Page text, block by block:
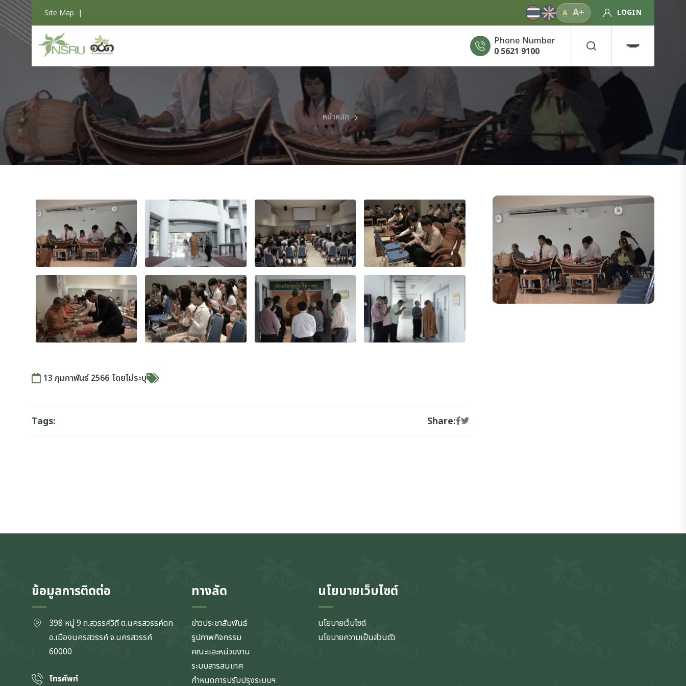
Site Map | A A+ LOGIN
Phone Number
0 5621 9100
หน้าหลัก
13 กุมภาพันธ์ 2566 โดยไม่ระบุ
Tags: Share:
ข้อมูลการติดต่อ
398 หมู่ 9 ถ.สวรรค์วิถี ต.นครสวรรค์ตก
อ.เมืองนครสวรรค์ จ.นครสวรรค์
60000
โทรศัพท์
ทางลัด
ข่าวประชาสัมพันธ์
รูปภาพกิจกรรม
คณะและหน่วยงาน
ระบบสารสนเทศ
กำหนดการปรับปรุงระบบฯ
นโยบายเว็บไซต์
นโยบายเว็บไซต์
นโยบายความเป็นส่วนตัว